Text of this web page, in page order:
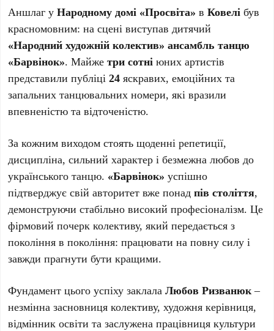
Аншлаг уНародному домі «Просвіта» вКовелі був
красномовним: на сцені виступав дитячий
«Народний художній колектив» ансамбль танцю
«Барвінок». Майжетри сотні юних артистів
представили публіці24 яскравих, емоційних та
запальних танцювальних номери, які вразили
впевненістю та відточеністю.
За кожним виходом стоять щоденні репетиції,
дисципліна, сильний характер і безмежна любов до
українського танцю. «Барвінок» успішно
підтверджує свій авторитет вже понадпів століття,
демонструючи стабільно високий професіоналізм. Це
фірмовий почерк колективу, який передається з
покоління в покоління: працювати на повну силу і
завжди прагнути бути кращими.
Фундамент цього успіху заклалаЛюбов Ризванюк–
незмінна засновниця колективу, художня керівниця,
відмінник освіти та заслужена працівниця культури